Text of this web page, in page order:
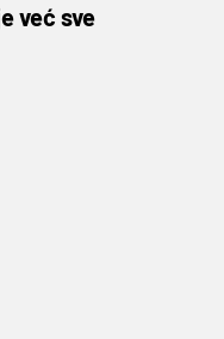
već sve